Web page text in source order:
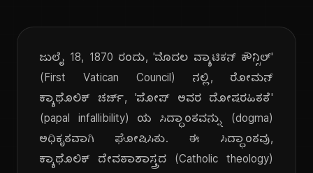
ಜುಲೈ 18, 1870 ರಂದು, 'ಮೊದಲ ವ್ಯಾಟಿಕನ್ ಕೌನ್ಸಿಲ್'
(First Vatican Council) ನಲ್ಲಿ, ರೋಮನ್
ಕ್ಯಾಥೊಲಿಕ್ ಚರ್ಚ್, 'ಪೋಪ್ ಅವರ ದೋಷರಹಿತತೆ'
(papal infallibility) ಯ ಸಿದ್ಧಾಂತವನ್ನು (dogma)
ಅಧಿಕೃತವಾಗಿ ಘೋಷಿಸಿತು. ಈ ಸಿದ್ಧಾಂತವು,
ಕ್ಯಾಥೊಲಿಕ್ ದೇವತಾಶಾಸ್ತ್ರದ (Catholic theology)